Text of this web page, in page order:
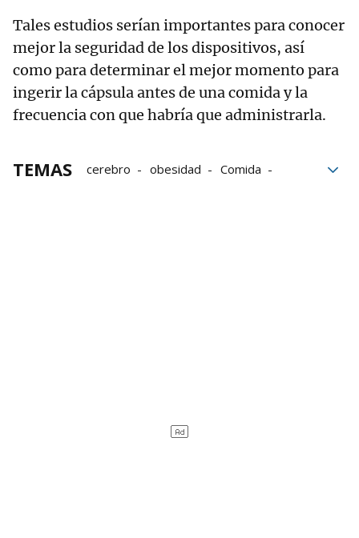
Tales estudios serían importantes para conocer
mejor la seguridad de los dispositivos, así
como para determinar el mejor momento para
ingerir la cápsula antes de una comida y la
frecuencia con que habría que administrarla.
TEMAS cerebro obesidad
Comida